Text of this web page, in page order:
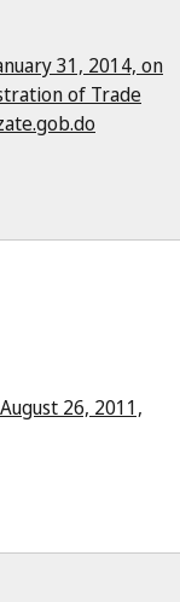
31, 2014, on
of Trade
26, 2011,